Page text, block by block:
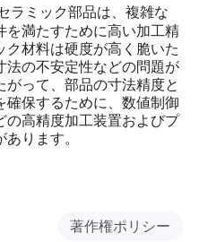
ラミック部品は、複雑な
を満たすために高い加工精
材料は硬度が高く脆いた
法の不安定性などの問題が
って、部品の寸法精度と
保するために、数値制御
の高精度加工装置およびプ
ります。
著作権ポリシー